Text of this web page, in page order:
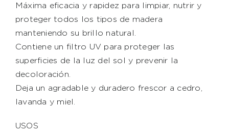
Máxima eficacia y rapidez para limpiar, nutrir y
proteger todos los tipos de madera
manteniendo su brillo natural.
Contiene un filtro UV para proteger las
superficies de la luz del sol y prevenir la
decoloración.
Deja un agradable y duradero frescor a cedro,
lavanda y miel.
USOS